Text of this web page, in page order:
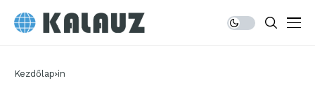
Kezdőlap in